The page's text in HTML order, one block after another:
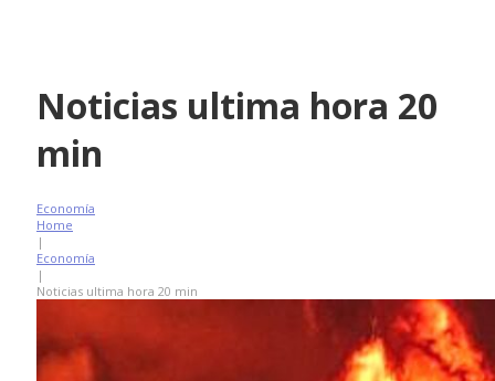
Noticias ultima hora 20
min
Economía
Home
|
Economía
|
Noticias ultima hora 20 min